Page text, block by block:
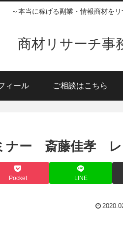
～本当に稼げる副業・情報商材をリ
商材リサーチ事
ィール ご相談はこちら
ナー 斎藤佳孝
Pocket LINE